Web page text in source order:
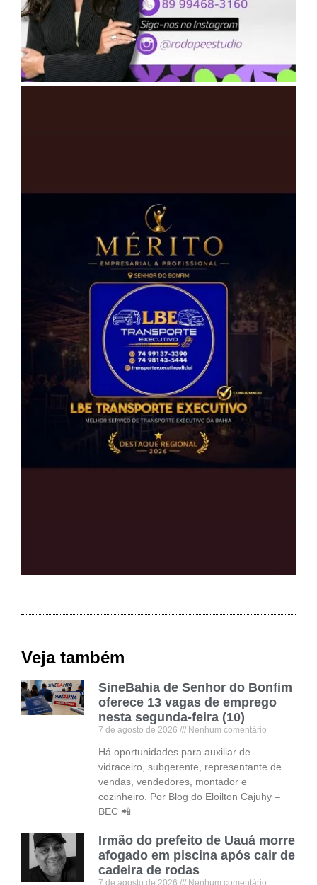
Veja também
SineBahia de Senhor do Bonfim
oferece 13 vagas de emprego
nesta segunda-feira (10)
7 de agosto de 2026 Nenhum comentário
Há oportunidades para auxiliar de
vidraceiro, subgerente, representante de
vendas, vendedores, montador e
cozinheiro. Por Blog do Eloilton Cajuhy –
BEC 📲
Irmão do prefeito de Uauá morre
afogado em piscina após cair de
cadeira de rodas
7 de agosto de 2026 Nenhum comentário